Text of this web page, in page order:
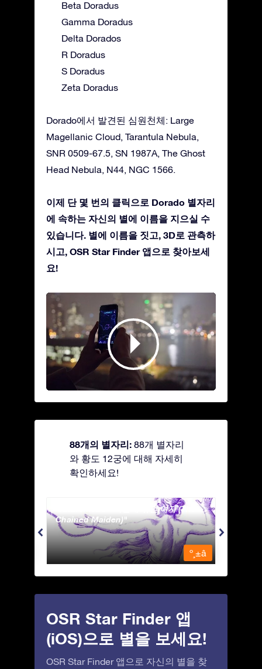
Beta Doradus
Gamma Doradus
Delta Dorados
R Doradus
S Doradus
Zeta Doradus
Dorado에서 발견된 심원천체: Large
Magellanic Cloud, Tarantula Nebula,
SNR 0509-67.5, SN 1987A, The Ghost
Head Nebula, N44, NGC 1566.
이제 단 몇 번의 클릭으로 Dorado 별자리
에 속하는 자신의 별에 이름을 지으실 수
있습니다. 별에 이름을 짓고, 3D로 관측하
시고, OSR Star Finder 앱으로 찾아보세
요!
88개의 별자리: 88개 별자리
와 황도 12궁에 대해 자세히
확인하세요!
Andromeda - 사슬에 묶인 여자 (The
Chained Maiden)
º¸±â
OSR Star Finder 앱
(iOS)으로 별을 보세요!
OSR Star Finder 앱으로 자신의 별을 찾